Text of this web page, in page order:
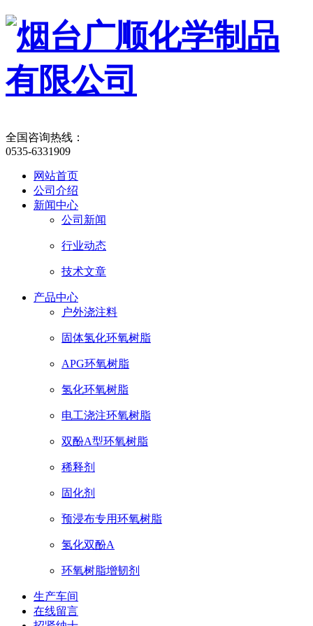
全国咨询热线：
0535-6331909
网站首页
公司介绍
新闻中心
公司新闻
行业动态
技术文章
产品中心
户外浇注料
固体氢化环氧树脂
APG环氧树脂
氢化环氧树脂
电工浇注环氧树脂
双酚A型环氧树脂
稀释剂
固化剂
预浸布专用环氧树脂
氢化双酚A
环氧树脂增韧剂
生产车间
在线留言